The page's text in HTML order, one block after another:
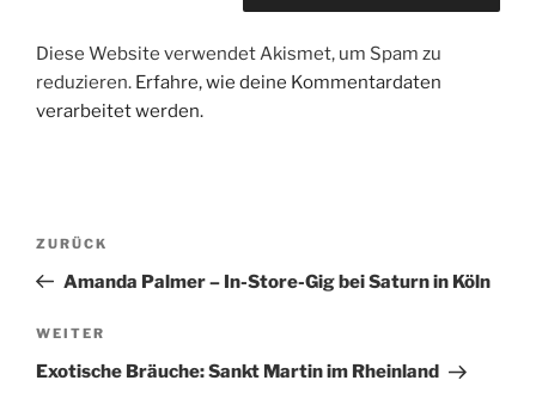
Diese Website verwendet Akismet, um Spam zu
reduzieren. Erfahre, wie deine Kommentardaten
verarbeitet werden.
Beitragsnavigation
Vorheriger
Beitrag
ZURÜCK
Amanda Palmer – In-Store-Gig bei Saturn in Köln
Nächster
Beitrag
WEITER
Exotische Bräuche: Sankt Martin im Rheinland